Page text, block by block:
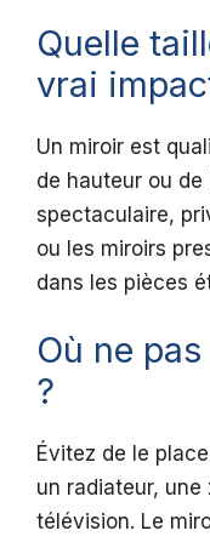
Quelle
vrai
Un miroir est
de hauteur ou de
spectaculaire,
ou les miroirs
dans les pièces
Où ne
?
Évitez de le
un radiateur, une
télévision. Le